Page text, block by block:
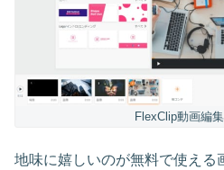
FlexClip動画編
地味に嬉しいのが無料で使える